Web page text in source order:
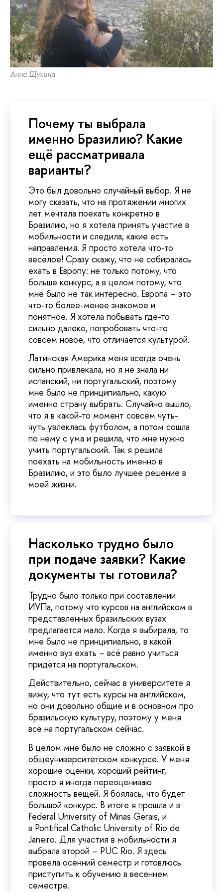
Анна Щукина
Почему ты выбрала
именно Бразилию? Какие
ещё рассматривала
варианты?
Это был довольно случайный выбор. Я не
могу сказать, что на протяжении многих
лет мечтала поехать конкретно в
Бразилию, но я хотела принять участие в
мобильности и следила, какие есть
направления. Я просто хотела что-то
весёлое! Сразу скажу, что не собиралась
ехать в Европу: не только потому, что
больше конкурс, а в целом потому, что
мне было не так интересно. Европа – это
что-то более-менее знакомое и
понятное. Я хотела побывать где-то
сильно далеко, попробовать что-то
совсем новое, что отличается культурой.
Латинская Америка меня всегда очень
сильно привлекала, но я не знала ни
испанский, ни португальский, поэтому
мне было не принципиально, какую
именно страну выбрать. Случайно вышло,
что я в какой-то момент совсем чуть-
чуть увлеклась футболом, а потом сошла
по нему с ума и решила, что мне нужно
учить португальский. Так я решила
поехать на мобильность именно в
Бразилию, и это было лучшее решение в
моей жизни.
Насколько трудно было
при подаче заявки? Какие
документы ты готовила?
Трудно было только при составлении
ИУПа, потому что курсов на английском в
представленных бразильских вузах
предлагается мало. Когда я выбирала, то
мне было не принципиально, в какой
именно вуз ехать – всё равно учиться
придётся на португальском.
Действительно, сейчас в университете я
вижу, что тут есть курсы на английском,
но они довольно общие и в основном про
бразильскую культуру, поэтому у меня
всё на португальском сейчас.
В целом мне было не сложно с заявкой в
общеуниверситетском конкурсе. У меня
хорошие оценки, хороший рейтинг,
просто я иногда переоцениваю
сложность вещей. Я боялась, что будет
большой конкурс. В итоге я прошла и в
Federal University of Minas Gerais, и
в Pontifical Catholic University of Rio de
Janeiro. Для участия в мобильности я
выбрала второй – PUC Rio. Я здесь
провела осенний семестр и готовлюсь
приступить к обучению в весеннем
семестре.